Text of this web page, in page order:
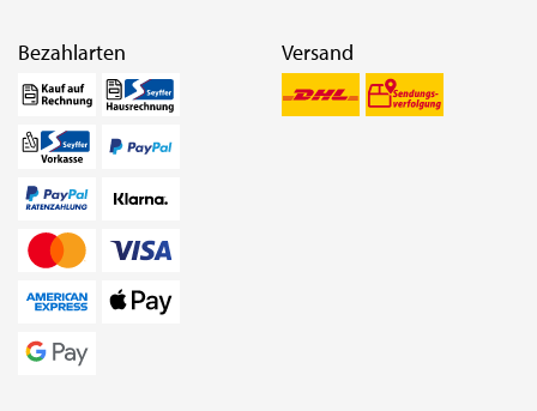
Bezahlarten Versand